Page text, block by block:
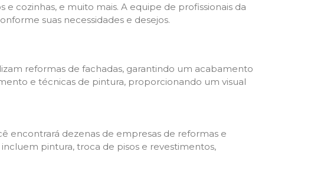
cozinhas, e muito mais. A equipe de profissionais da
suas necessidades e desejos.
reformas de fachadas, garantindo um acabamento
e técnicas de pintura, proporcionando um visual
encontrará dezenas de empresas de reformas e
pintura, troca de pisos e revestimentos,